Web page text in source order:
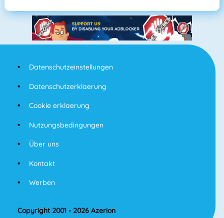
Datenschutzeinstellungen
Datenschutzerklaerung
Cookie erklaerung
Nutzungsbedingungen
Über uns
Kontakt
Werben
Copyright 2001 - 2026 Azerion